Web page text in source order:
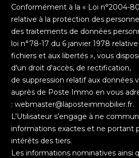
Conformément à la « Loi n°2004-
relative à la protection des
des traitements de données
loi n°78-17 du 6 janvier 1978
fichiers et aux libertés », vous
d'un droit d'accès, de rectification,
de suppression relatif aux données
auprès de Poste Immo en vous
: webmaster@laposteimmobilier.fr.
L’Utilisateur s’engage à ne
informations exactes et ne portant
intérêts des tiers.
Les informations nominatives ainsi